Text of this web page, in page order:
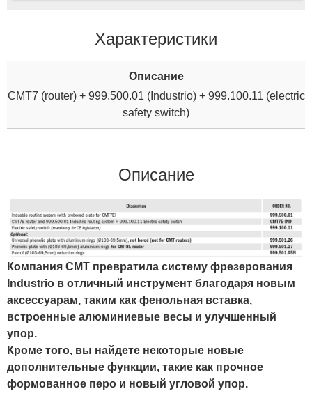
Характеристики
Описание
CMT7 (router) + 999.500.01 (Industrio) + 999.100.11 (electric
safety switch)
Описание
Компания CMT превратила систему фрезерования
Industrio в отличный инструмент благодаря новым
аксессуарам, таким как фенольная вставка,
встроенные алюминиевые весы и улучшенный
упор.
Кроме того, вы найдете некоторые новые
дополнительные функции, такие как прочное
формованное перо и новый угловой упор.